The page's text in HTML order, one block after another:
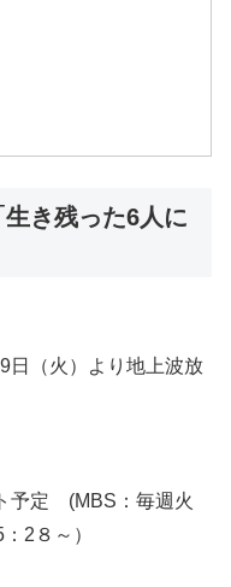
き残った6人に
日（火）より地上波放
予定 (MBS：毎週火
2８～）